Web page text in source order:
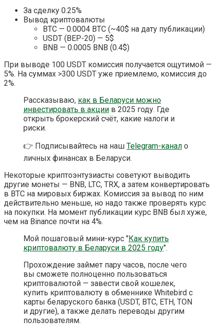
За сделку 0.25%
Вывод криптовалюты
BTC — 0.0004 BTC (~40$ на дату публикации)
USDT (BEP-20) — 5$
BNB — 0.0005 BNB (0.4$)
При выводе 100 USDT комиссия получается ощутимой —
5%. На суммах >300 USDT уже приемлемо, комиссия до
2%.
Рассказываю, как в Беларуси можно
инвестировать в акции в 2025 году. Где
открыть брокерский счёт, какие налоги и
риски.
👉 Подписывайтесь на наш Telegram-канал о
личных финансах в Беларуси.
Некоторые криптоэнтузиасты советуют выводить
другие монеты — BNB, LTC, TRX, а затем конвертировать
в BTC на мировых биржах. Комиссия за вывод по ним
действительно меньше, но надо также проверять курс
на покупки. На момент публикации курс BNB был хуже,
чем на Binance почти на 4%.
Мой пошаговый мини-курс "Как купить
криптовалюту в Беларуси в 2025 году".
Прохождение займет пару часов, после чего
вы сможете полноценно пользоваться
криптовалютой — завести свой кошелек,
купить криптовалюту в обменнике Whitebird с
карты беларуского банка (USDT, BTC, ETH, TON
и другие), а также делать переводы другим
пользователям.